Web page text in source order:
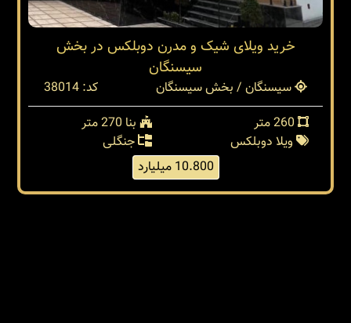
خرید ویلای شیک و مدرن دوبلکس در بخش
سیسنگان
سیسنگان / بخش سیسنگان
کد: 38014
بنا 270 متر
ویلا دوبلکس
جنگلی
10.800 میلیارد